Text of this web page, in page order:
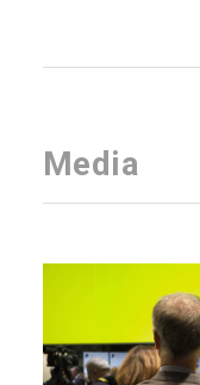
Media